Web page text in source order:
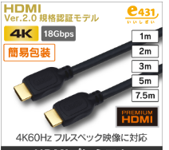
器がディスプレイを認識し映像出力
を開始するまでにかかる時間であ
り、HDMI機器の性能によるもので
す。本品による症状ではなく、本品自
体は切替えボタンを押してすぐにポ
ート切替えを完了しています。